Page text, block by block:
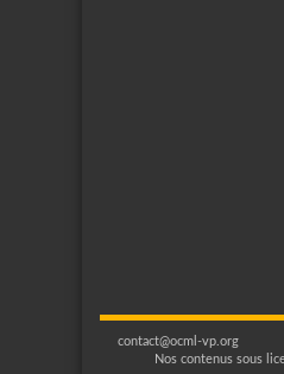
contact@ocml-vp.org
Nos contenus sous